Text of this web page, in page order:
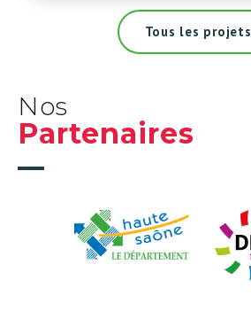
Tous les projets
Nos
Partenaires